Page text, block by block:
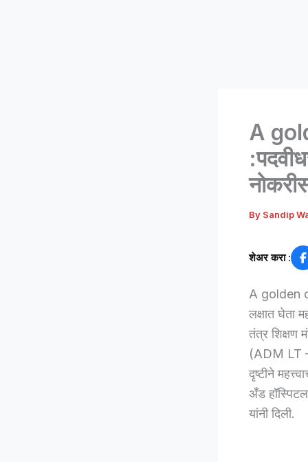
A
By Sandip
शेअर करा :
A golden
लक्षात घेता
तंत्र शिक्षण
(ADM LT –
दृष्टीने
अँड
यांनी दिली.